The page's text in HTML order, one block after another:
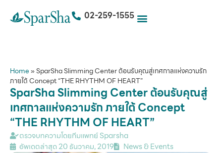
02-259-1555
Home»SparSha Slimming Center ต้อนรับคุณสู่เทศกาลแห่งความรัก
ภายใต้ Concept “THE RHYTHM OF HEART”
SparSha Slimming Center ต้อนรับคุณสู่
เทศกาลแห่งความรัก ภายใต้ Concept
“THE RHYTHM OF HEART”
ตรวจบทความโดยทีมแพทย์ Sparsha
อัพเดตล่าสุด 20 ธันวาคม, 2019 News & Events